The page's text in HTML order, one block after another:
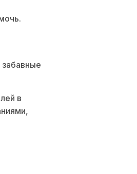
в